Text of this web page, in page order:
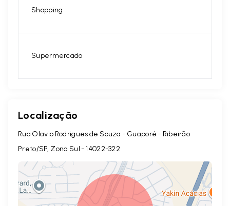
Shopping
Supermercado
Localização
Rua Olavio Rodrigues de Souza - Guaporé - Ribeirão
Preto/SP, Zona Sul - 14022-322